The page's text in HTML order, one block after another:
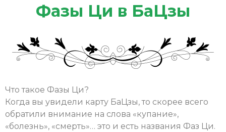
Фазы Ци в БаЦзы
Что такое Фазы Ци?
Когда вы увидели карту БаЦзы, то скорее всего
обратили внимание на слова «купание»,
«болезнь», «смерть»… это и есть названия Фаз Ци.